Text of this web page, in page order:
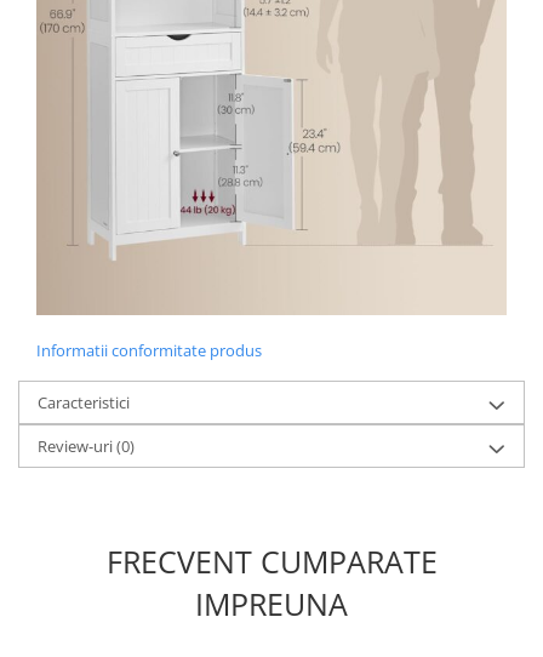
Informatii conformitate produs
Caracteristici
Review-uri(0)
FRECVENT CUMPARATE
IMPREUNA